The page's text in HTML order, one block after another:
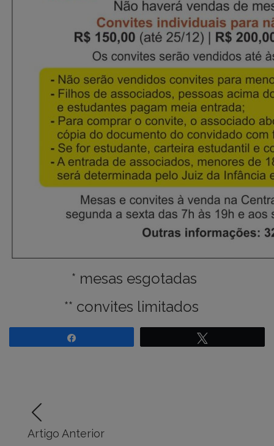
* mesas esgotadas
** convites limitados
Artigo Anterior